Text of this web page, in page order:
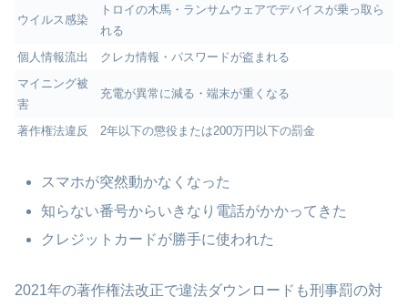
ウイルス感染
トロイの木馬・ランサムウェアでデバイスが乗っ取ら
れる
個人情報流出
クレカ情報・パスワードが盗まれる
マイニング被
害
充電が異常に減る・端末が重くなる
著作権法違反 2年以下の懲役または200万円以下の罰金
スマホが突然動かなくなった
知らない番号からいきなり電話がかかってきた
クレジットカードが勝手に使われた
2021年の著作権法改正で違法ダウンロードも刑事罰の対